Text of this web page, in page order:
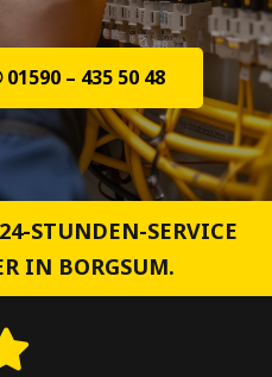
– 435 50 48
STUNDEN-SERVICE
IN BORGSUM.